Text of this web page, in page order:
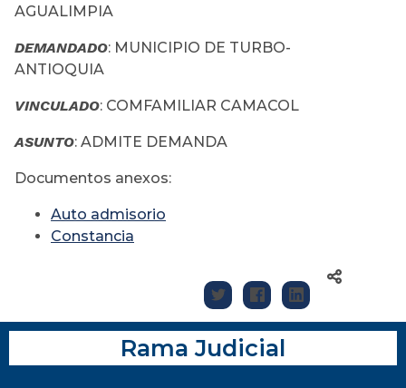
AGUALIMPIA
DEMANDADO: MUNICIPIO DE TURBO-
ANTIOQUIA
VINCULADO: COMFAMILIAR CAMACOL
ASUNTO: ADMITE DEMANDA
Documentos anexos:
Auto admisorio
Constancia
Rama Judicial